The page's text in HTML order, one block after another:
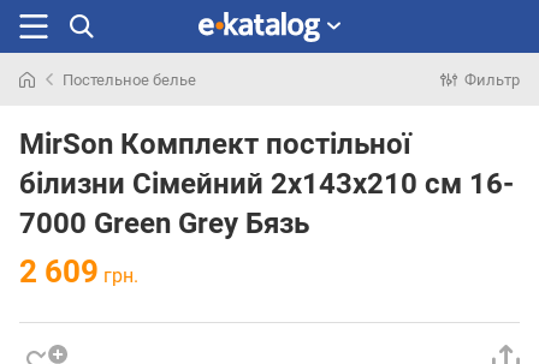
раньше
Постельное белье Фильтр
MirSon Комплект постільної
білизни Сімейний 2х143х210 см 16-
7000 Green Grey Бязь
2 609 грн.